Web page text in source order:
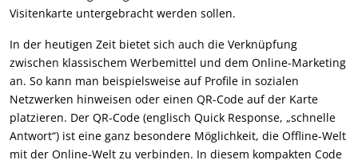
Visitenkarte untergebracht werden sollen.
In der heutigen Zeit bietet sich auch die Verknüpfung
zwischen klassischem Werbemittel und dem Online-Marketing
an. So kann man beispielsweise auf Profile in sozialen
Netzwerken hinweisen oder einen QR-Code auf der Karte
platzieren. Der QR-Code (englisch Quick Response, „schnelle
Antwort“) ist eine ganz besondere Möglichkeit, die Offline-Welt
mit der Online-Welt zu verbinden. In diesem kompakten Code